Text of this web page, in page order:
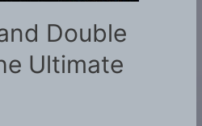
Double
Ultimate